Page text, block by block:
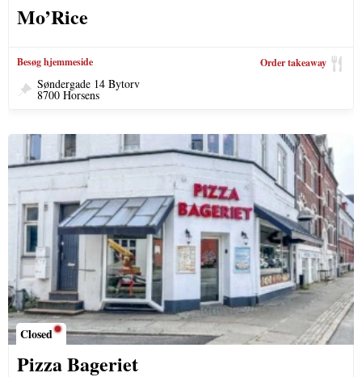
Mo’Rice
Besøg hjemmeside Order takeaway
Søndergade 14 Bytorv
8700 Horsens
Closed
Pizza Bageriet